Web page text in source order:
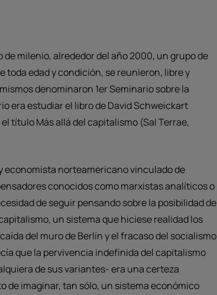
milenio, alrededor del año 2000, un grupo de
toda edad y condición, se reunieron, libre y
denominaron 1er Seminario sobre la
era estudiar el libro de David Schweickart
título Más allá del capitalismo (Sal Terrae,
economista norteamericano vinculado de
conocidos como marxistas analíticos o
de seguir pensando sobre la posibilidad de
un sistema que hiciese realidad los
del muro de Berlín y el fracaso del socialismo
que la pervivencia indefinida del capitalismo
de sus variantes- era una certeza
de imaginar, tan sólo, un sistema económico